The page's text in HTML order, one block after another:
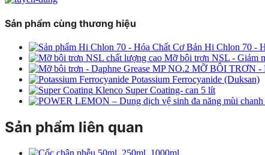
Sản phẩm cùng thương hiệu
Hi Chlon 70 -
Mỡ bôi trơn NSL - Giảm
MỠ BÔI TRƠN -
Potassium Ferrocyanide (Duksan)
Klenco Super Coating- can 5 lít
Sản phẩm liên quan